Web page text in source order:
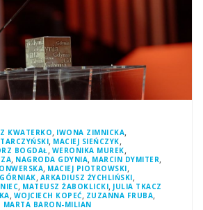
KWATERKO, IWONA ZIMNICKA,
, MACIEJ SIEŃCZYK,
BOGDAŁ , WERONIKA MUREK,
, NAGRODA GDYNIA, MARCIN DYMITER,
, MACIEJ PIOTROWSKI,
, ARKADIUSZ ŻYCHLIŃSKI,
, MATEUSZ ŻABOKLICKI, JULIA TKACZ
, WOJCIECH KOPEĆ, ZUZANNA FRUBA,
MARTA BARON-MILIAN